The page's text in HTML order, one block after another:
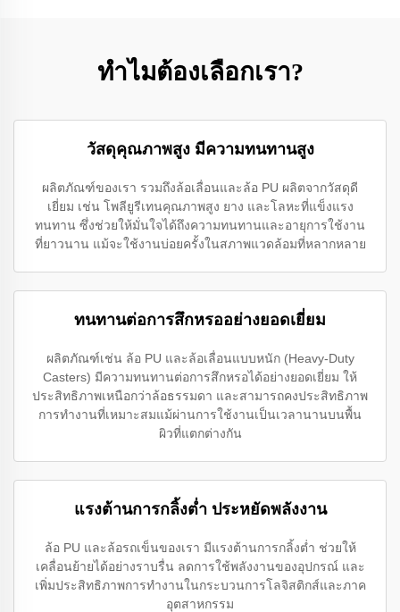
ทำไมต้องเลือกเรา?
วัสดุคุณภาพสูง มีความทนทานสูง
ผลิตภัณฑ์ของเรา รวมถึงล้อเลื่อนและล้อ PU ผลิตจากวัสดุดี
เยี่ยม เช่น โพลียูรีเทนคุณภาพสูง ยาง และโลหะที่แข็งแรง
ทนทาน ซึ่งช่วยให้มั่นใจได้ถึงความทนทานและอายุการใช้งาน
ที่ยาวนาน แม้จะใช้งานบ่อยครั้งในสภาพแวดล้อมที่หลากหลาย
ทนทานต่อการสึกหรออย่างยอดเยี่ยม
ผลิตภัณฑ์เช่น ล้อ PU และล้อเลื่อนแบบหนัก (Heavy-Duty
Casters) มีความทนทานต่อการสึกหรอได้อย่างยอดเยี่ยม ให้
ประสิทธิภาพเหนือกว่าล้อธรรมดา และสามารถคงประสิทธิภาพ
การทำงานที่เหมาะสมแม้ผ่านการใช้งานเป็นเวลานานบนพื้น
ผิวที่แตกต่างกัน
แรงต้านการกลิ้งต่ำ ประหยัดพลังงาน
ล้อ PU และล้อรถเข็นของเรา มีแรงต้านการกลิ้งต่ำ ช่วยให้
เคลื่อนย้ายได้อย่างราบรื่น ลดการใช้พลังงานของอุปกรณ์ และ
เพิ่มประสิทธิภาพการทำงานในกระบวนการโลจิสติกส์และภาค
อุตสาหกรรม